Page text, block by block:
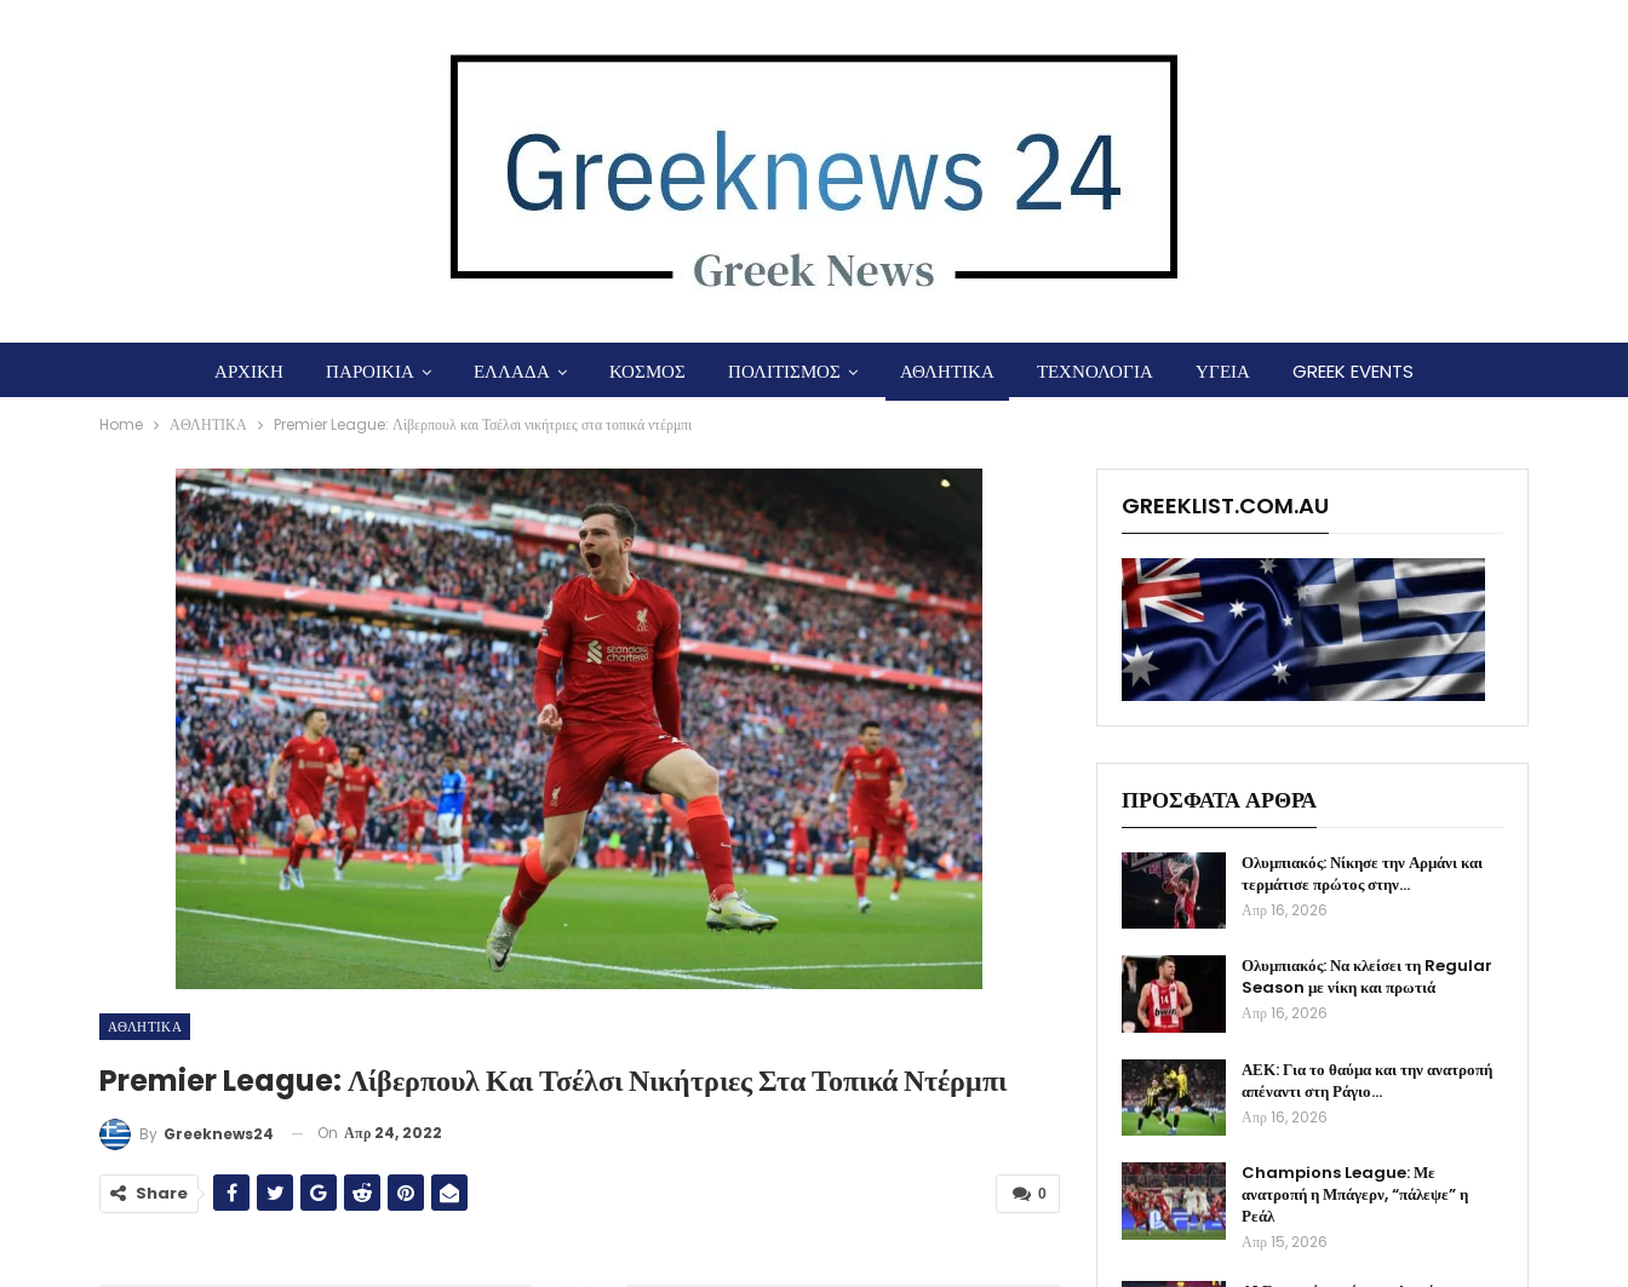
ΑΡΧΙΚΗ ΠΑΡΟΙΚΙΑ ΕΛΛΑΔΑ ΚΟΣΜΟΣ ΠΟΛΙΤΙΣΜΟΣ ΑΘΛΗΤΙΚΑ ΤΕΧΝΟΛΟΓΙΑ ΥΓΕΙΑ GREEK EVENTS
Home ΑΘΛΗΤΙΚΑ Premier League: Λίβερπουλ και Τσέλσι νικήτριες στα τοπικά ντέρμπι
ΑΘΛΗΤΙΚΑ
Premier League: Λίβερπουλ Και Τσέλσι Νικήτριες Στα Τοπικά Ντέρμπι
By Greeknews24 On Απρ 24, 2022
0
Share
GREEKLIST.COM.AU
ΠΡΟΣΦΑΤΑ ΑΡΘΡΑ
Ολυμπιακός: Νίκησε την Αρμάνι και
τερμάτισε πρώτος στην…
Απρ 16, 2026
Ολυμπιακός: Να κλείσει τη Regular
Season με νίκη και πρωτιά
Απρ 16, 2026
ΑΕΚ: Για το θαύμα και την ανατροπή
απέναντι στη Ράγιο…
Απρ 16, 2026
Champions League: Με
ανατροπή η Μπάγερν, “πάλεψε” η
Ρεάλ
Απρ 15, 2026